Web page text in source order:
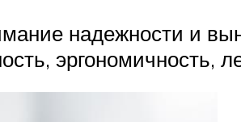
надежности и
эргономичность,